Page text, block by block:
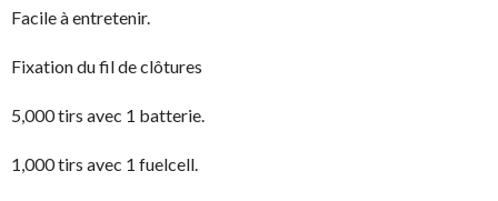
Facile à entretenir.
Fixation du fil de clôtures
5,000 tirs avec 1 batterie.
1,000 tirs avec 1 fuelcell.